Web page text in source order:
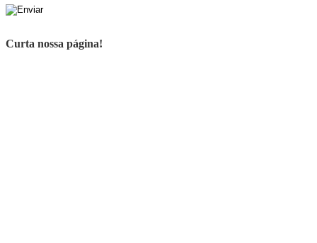
Curta nossa página!